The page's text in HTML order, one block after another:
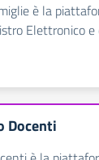
è la
Elettronico
Docenti